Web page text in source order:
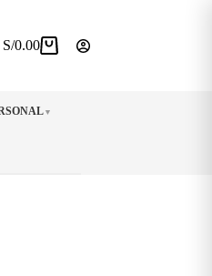
Carro
S/0.00
▼